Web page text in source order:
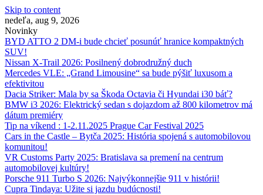
Skip to content
nedeľa, aug 9, 2026
Novinky
BYD ATTO 2 DM-i bude chcieť posunúť hranice kompaktných
SUV!
Nissan X‑Trail 2026: Posilnený dobrodružný duch
Mercedes VLE: „Grand Limousine“ sa bude pýšiť luxusom a
efektivitou
Dacia Striker: Mala by sa Škoda Octavia či Hyundai i30 báť?
BMW i3 2026: Elektrický sedan s dojazdom až 800 kilometrov má
dátum premiéry
Tip na víkend : 1-2.11.2025 Prague Car Festival 2025
Cars in the Castle – Bytča 2025: História spojená s automobilovou
komunitou!
VR Customs Party 2025: Bratislava sa premení na centrum
automobilovej kultúry!
Porsche 911 Turbo S 2026: Najvýkonnejšie 911 v histórii!
Cupra Tindaya: Užite si jazdu budúcnosti!